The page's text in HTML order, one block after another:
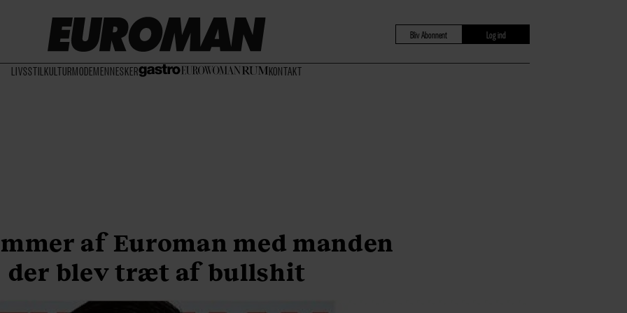
LIVSSTIL KULTURMODEMENNESKER KONTAKT
Bliv Abonnent Log ind
af Euroman med manden
der blev træt af bullshit